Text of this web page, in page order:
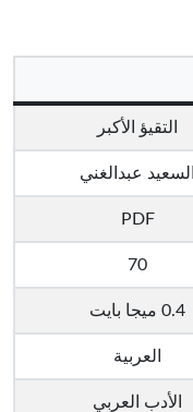
التقيؤ الأكبر
السعيد عبدالغني
PDF
70
0.4 ميجا بايت
العربية
الأدب العربي